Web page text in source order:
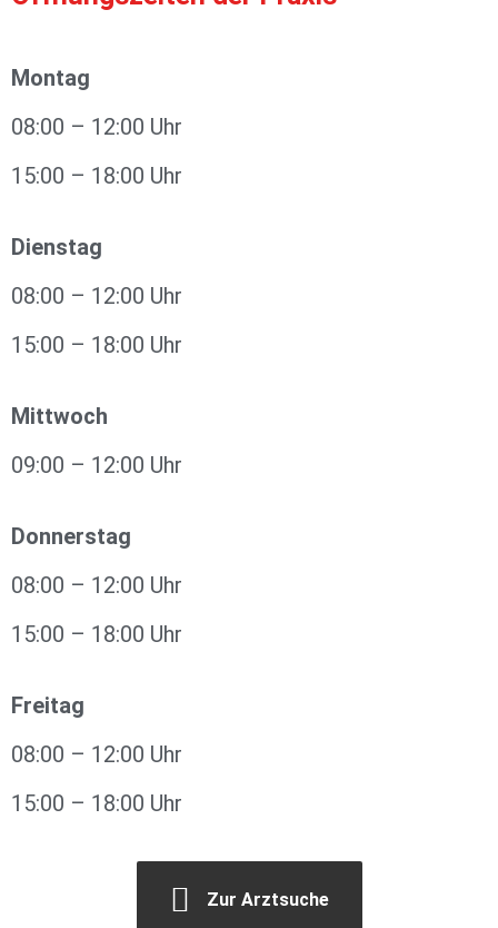
Montag
08:00 – 12:00 Uhr
15:00 – 18:00 Uhr
Dienstag
08:00 – 12:00 Uhr
15:00 – 18:00 Uhr
Mittwoch
09:00 – 12:00 Uhr
Donnerstag
08:00 – 12:00 Uhr
15:00 – 18:00 Uhr
Freitag
08:00 – 12:00 Uhr
15:00 – 18:00 Uhr
Zur Arztsuche